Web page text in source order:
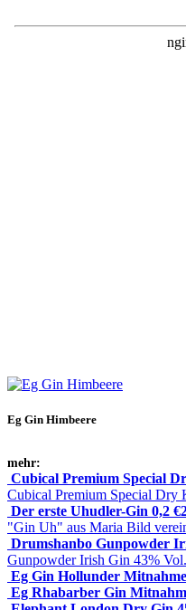
Eg Gin Himbeere
mehr:
Cubical Premium Special
Cubical Premium Special Dry
Der erste Uhudler-Gin 0,2
"Gin Uh" aus Maria Bild
Drumshanbo Gunpowder
Gunpowder Irish Gin 43%
Eg Gin Hollunder
Eg Rhabarber Gin